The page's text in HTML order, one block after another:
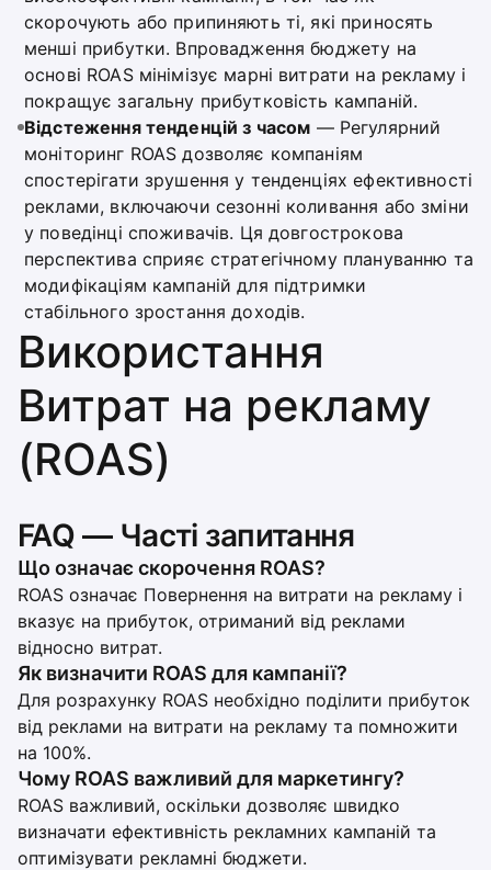
скорочують або припиняють ті, які приносять
менші прибутки. Впровадження бюджету на
основі ROAS мінімізує марні витрати на рекламу і
покращує загальну прибутковість кампаній.
Відстеження тенденцій з часом — Регулярний
моніторинг ROAS дозволяє компаніям
спостерігати зрушення у тенденціях ефективності
реклами, включаючи сезонні коливання або зміни
у поведінці споживачів. Ця довгострокова
перспектива сприяє стратегічному плануванню та
модифікаціям кампаній для підтримки
стабільного зростання доходів.
Використання
Витрат на рекламу
(ROAS)
FAQ — Часті запитання
Що означає скорочення ROAS?
ROAS означає Повернення на витрати на рекламу і
вказує на прибуток, отриманий від реклами
відносно витрат.
Як визначити ROAS для кампанії?
Для розрахунку ROAS необхідно поділити прибуток
від реклами на витрати на рекламу та помножити
на 100%.
Чому ROAS важливий для маркетингу?
ROAS важливий, оскільки дозволяє швидко
визначати ефективність рекламних кампаній та
оптимізувати рекламні бюджети.